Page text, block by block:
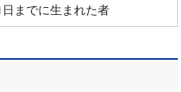
までに生まれた者